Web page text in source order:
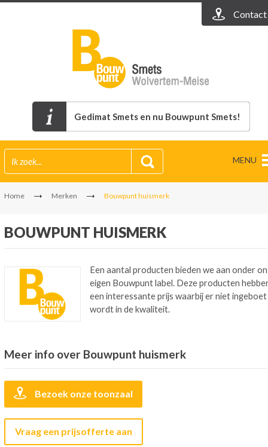
Contact
Gedimat Smets en nu Bouwpunt Smets!
MENU
Home Merken Bouwpunt huismerk
BOUWPUNT HUISMERK
Een aantal producten bieden we aan onder
eigen Bouwpunt label. Deze producten
een interessante prijs waarbij er niet ingeboet
wordt in de kwaliteit.
Meer info over Bouwpunt huismerk
Bezoek onze toonzaal
Vraag een prijsofferte aan